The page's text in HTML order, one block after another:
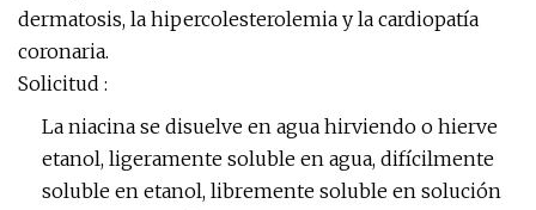
dermatosis, la hipercolesterolemia y la cardiopatía
coronaria.
Solicitud :
La niacina se disuelve en agua hirviendo o hierve
etanol, ligeramente soluble en agua, difícilmente
soluble en etanol, libremente soluble en solución